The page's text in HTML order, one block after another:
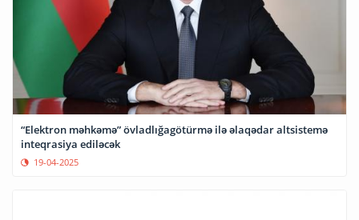
“Elektron məhkəmə” övladlığagötürmə ilə əlaqədar altsistemə
inteqrasiya ediləcək
19-04-2025